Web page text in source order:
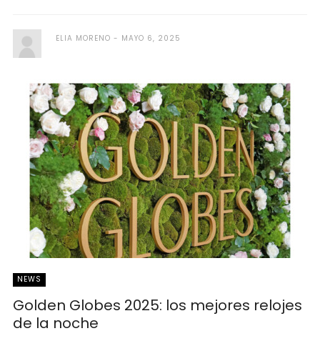
ELIA MORENO MAYO 6, 2025
NEWS
Golden Globes 2025: los mejores relojes
de la noche